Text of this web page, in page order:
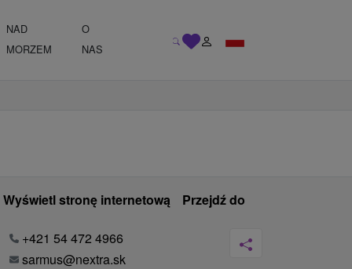
NAD
MORZEM
O
NAS
Wyświetl stronę internetową Przejdź do
+421 54 472 4966
sarmus@nextra.sk